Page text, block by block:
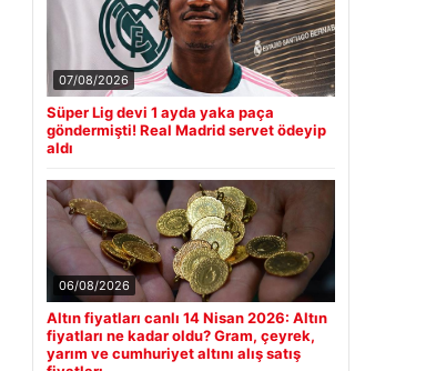
07/08/2026
Süper Lig devi 1 ayda yaka paça
göndermişti! Real Madrid servet ödeyip
aldı
06/08/2026
Altın fiyatları canlı 14 Nisan 2026: Altın
fiyatları ne kadar oldu? Gram, çeyrek,
yarım ve cumhuriyet altını alış satış